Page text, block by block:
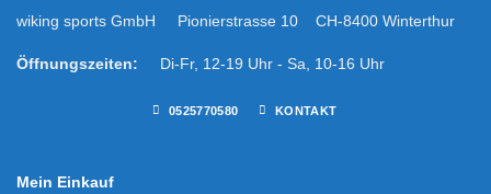
wiking sports GmbH Pionierstrasse 10 CH-8400 Winterthur
Öffnungszeiten: Di-Fr, 12-19 Uhr - Sa, 10-16 Uhr
0525770580 KONTAKT
Mein Einkauf